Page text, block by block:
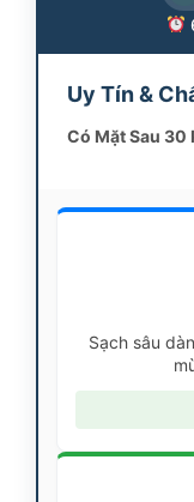
Uy Tín &
Có Mặt Sau 30
Sạch sâu